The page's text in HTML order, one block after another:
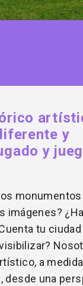
y
y
monumentos
imágenes?
tu
a
desde una